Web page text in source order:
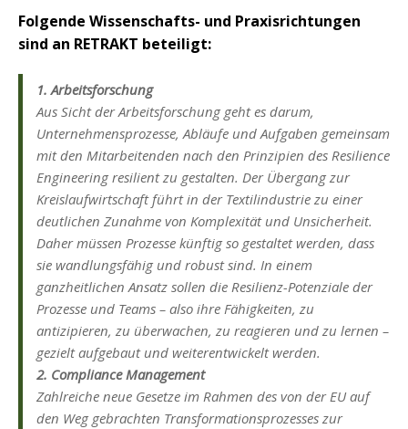
Folgende Wissenschafts- und Praxisrichtungen
sind an RETRAKT beteiligt:
1. Arbeitsforschung
Aus Sicht der Arbeitsforschung geht es darum,
Unternehmensprozesse, Abläufe und Aufgaben gemeinsam
mit den Mitarbeitenden nach den Prinzipien des Resilience
Engineering resilient zu gestalten. Der Übergang zur
Kreislaufwirtschaft führt in der Textilindustrie zu einer
deutlichen Zunahme von Komplexität und Unsicherheit.
Daher müssen Prozesse künftig so gestaltet werden, dass
sie wandlungsfähig und robust sind. In einem
ganzheitlichen Ansatz sollen die Resilienz-Potenziale der
Prozesse und Teams – also ihre Fähigkeiten, zu
antizipieren, zu überwachen, zu reagieren und zu lernen –
gezielt aufgebaut und weiterentwickelt werden.
2. Compliance Management
Zahlreiche neue Gesetze im Rahmen des von der EU auf
den Weg gebrachten Transformationsprozesses zur